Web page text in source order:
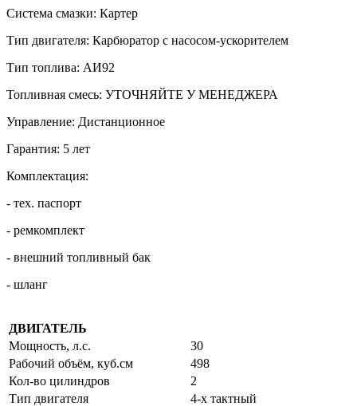
Система смазки: Картер
Тип двигателя: Карбюратор с насосом-ускорителем
Тип топлива: АИ92
Топливная смесь: УТОЧНЯЙТЕ У МЕНЕДЖЕРА
Управление: Дистанционное
Гарантия: 5 лет
Комплектация:
- тех. паспорт
- ремкомплект
- внешний топливный бак
- шланг
ДВИГАТЕЛЬ
Мощность, л.с.
30
Рабочий объём, куб.см
498
Кол-во цилиндров
2
Тип двигателя
4-х тактный